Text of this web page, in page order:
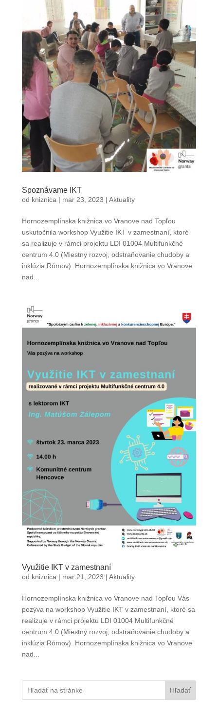
Spoznávame IKT
od kniznica | mar 23, 2023 | Aktuality
Hornozemplínska knižnica vo Vranove nad Topľou
uskutočnila workshop Využitie IKT v zamestnaní, ktoré
sa realizuje v rámci projektu LDI 01004 Multifunkčné
centrum 4.0 (Miestny rozvoj, odstraňovanie chudoby a
inklúzia Rómov). Hornozemplínska knižnica vo Vranove
nad...
Využitie IKT v zamestnaní
od kniznica| mar 21, 2023 | Aktuality
Hornozemplínska knižnica vo Vranove nad Topľou Vás
pozýva na workshop Využitie IKT v zamestnaní, ktoré sa
realizuje v rámci projektu LDI 01004 Multifunkčné
centrum 4.0 (Miestny rozvoj, odstraňovanie chudoby a
inklúzia Rómov). Hornozemplínska knižnica vo Vranove
nad...
Hľadať